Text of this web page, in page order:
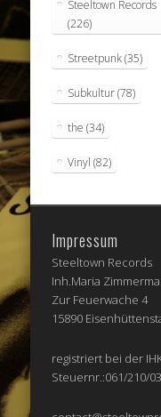
Steeltown Records
(226)
Streetpunk(35)
Subkultur(78)
the (34)
Vinyl (82)
Impressum
Steeltown Records
Inh.Maria
Zur Feuerwache 4
15890
registriert bei der
Steuernr.:061/210/